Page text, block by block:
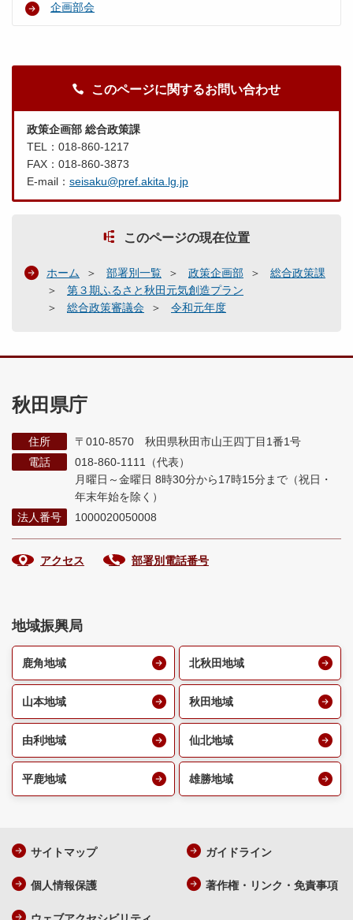
企画部会
このページに関するお問い合わせ
政策企画部 総合政策課
TEL：018-860-1217
FAX：018-860-3873
E-mail： seisaku@pref.akita.lg.jp
このページの現在位置
ホーム 部署別一覧 政策企画部
総合政策課
第３期ふるさと秋田元気創造プラン
総合政策審議会
令和元年度
秋田県庁
住所
〒010-8570 秋田県秋田市山王四丁目1番1号
電話
018-860-1111（代表）
月曜日～金曜日 8時30分から17時15分まで （祝日・
年末年始を除く）
法人番号
1000020050008
アクセス 部署別電話番号
地域振興局
鹿角地域 北秋田地域
山本地域 秋田地域
由利地域 仙北地域
平鹿地域 雄勝地域
サイトマップ ガイドライン
個人情報保護 著作権・リンク・免責事項